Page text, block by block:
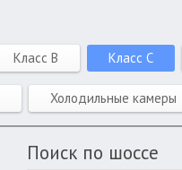
Класс B Класс C
Холодильные камеры
Поиск по шоссе